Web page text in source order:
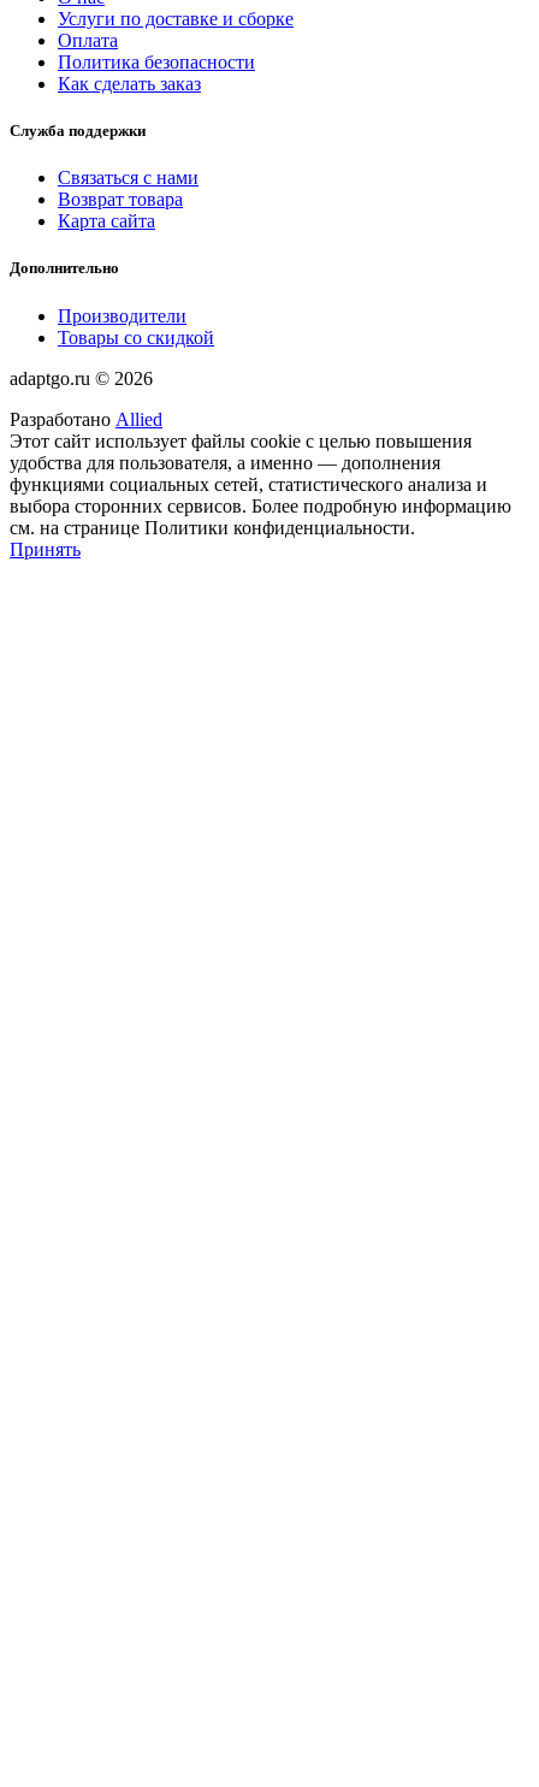
Услуги по доставке и сборке
Оплата
Политика безопасности
Как сделать заказ
Служба поддержки
Связаться с нами
Возврат товара
Карта сайта
Дополнительно
Производители
Товары со скидкой
adaptgo.ru © 2026
Разработано Allied
Этот сайт использует файлы cookie с целью повышения
удобства для пользователя, а именно — дополнения
функциями социальных сетей, статистического анализа и
выбора сторонних сервисов. Более подробную информацию
см. на странице Политики конфиденциальности.
Принять